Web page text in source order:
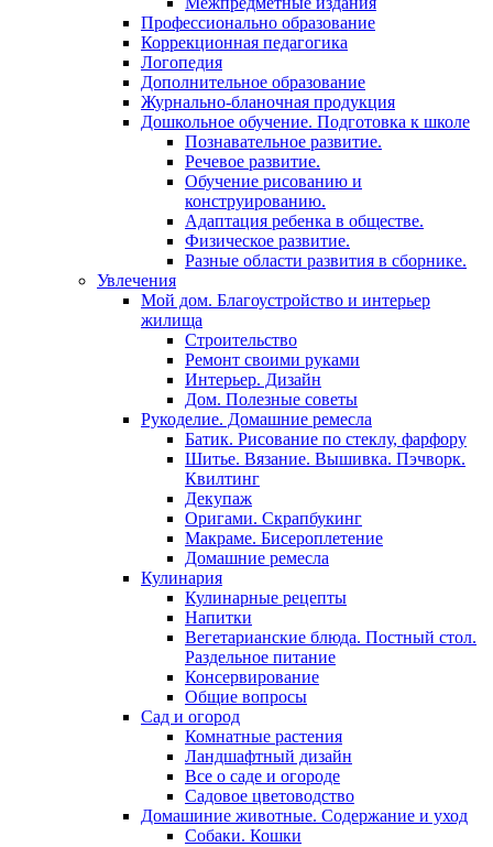
Профессионально образование
Коррекционная педагогика
Логопедия
Дополнительное образование
Журнально-бланочная продукция
Дошкольное обучение. Подготовка к школе
Познавательное развитие.
Речевое развитие.
Обучение рисованию и
конструированию.
Адаптация ребенка в обществе.
Физическое развитие.
Разные области развития в сборнике.
Увлечения
Мой дом. Благоустройство и интерьер
жилища
Строительство
Ремонт своими руками
Интерьер. Дизайн
Дом. Полезные советы
Рукоделие. Домашние ремесла
Батик. Рисование по стеклу, фарфору
Шитье. Вязание. Вышивка. Пэчворк.
Квилтинг
Декупаж
Оригами. Скрапбукинг
Макраме. Бисероплетение
Домашние ремесла
Кулинария
Кулинарные рецепты
Напитки
Вегетарианские блюда. Постный стол.
Раздельное питание
Консервирование
Общие вопросы
Сад и огород
Комнатные растения
Ландшафтный дизайн
Все о саде и огороде
Садовое цветоводство
Домашиние животные. Содержание и уход
Собаки. Кошки